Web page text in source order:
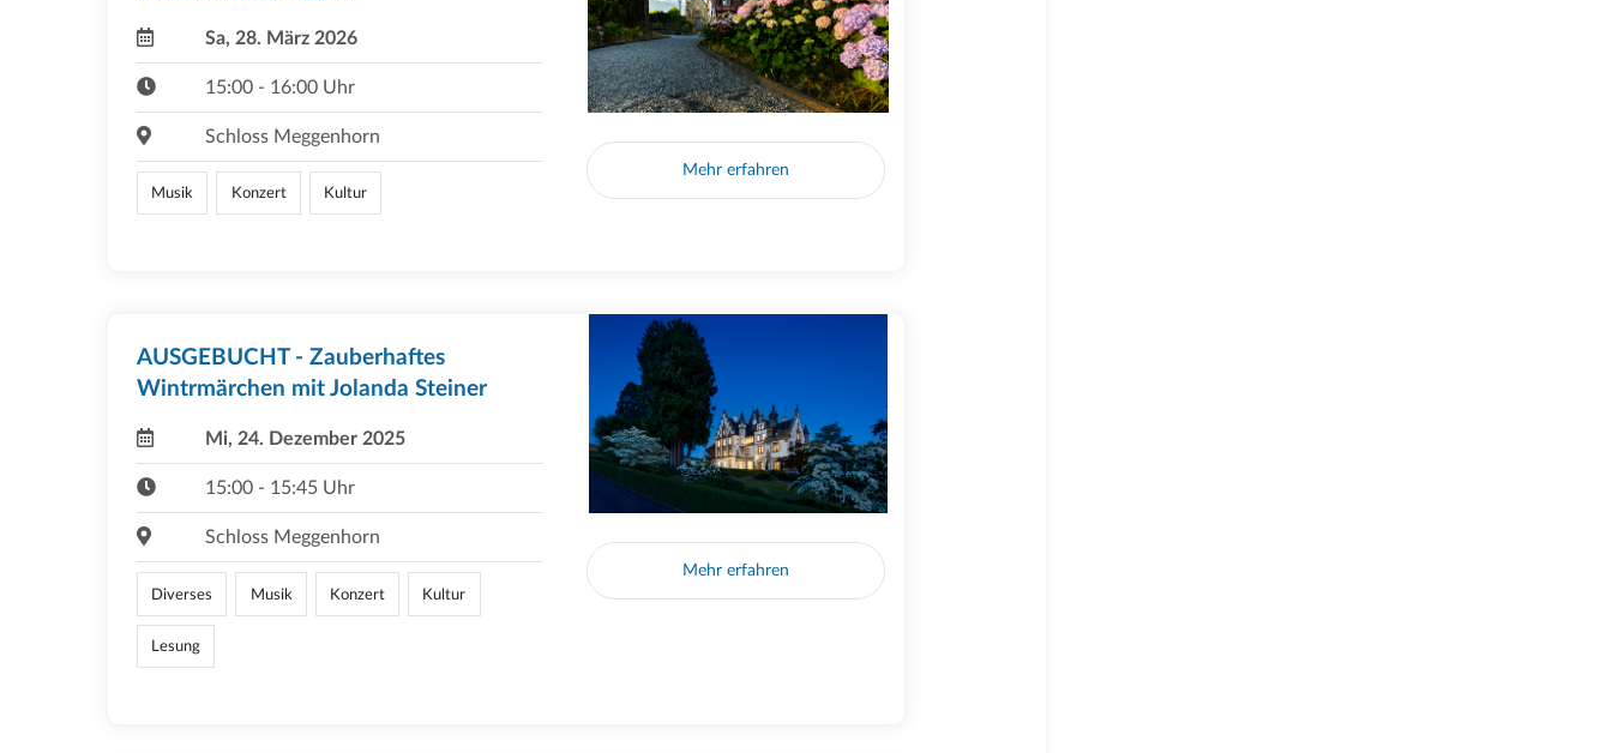
Sa, 28. März 2026
15:00 - 16:00 Uhr
Schloss Meggenhorn
Musik Konzert Kultur
Mehr erfahren
AUSGEBUCHT - Zauberhaftes
Wintrmärchen mit Jolanda Steiner
Mi, 24. Dezember 2025
15:00 - 15:45 Uhr
Schloss Meggenhorn
Diverses Musik Konzert Kultur
Lesung
Mehr erfahren